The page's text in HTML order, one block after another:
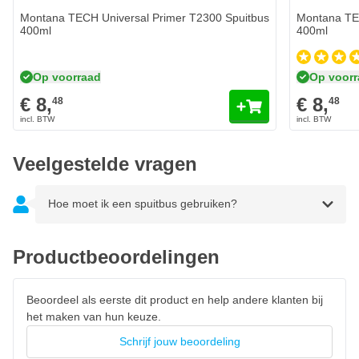
Montana TECH Universal Primer T2300 Spuitbus
400ml
Op voorraad
€ 8,48
Montana
400ml
Op
€ 8,48
Veelgestelde vragen
Hoe moet ik een spuitbus gebruiken?
Productbeoordelingen
Beoordeel als eerste dit product en help andere klanten bij
het maken van hun keuze.
Schrijf jouw beoordeling